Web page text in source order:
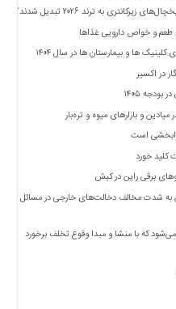
به ترند ۲۰۲۶ تبدیل شدند؟
طعم و خواص دارویی غذاها
ها و بیمارستان ها در سال ۱۴۰۴
در اکسیر
۱۴۰۵
و بازارهای میوه و تره‌بار
است
خورد
برقی راین در کیش
شدت مخالف دخالت‌های خارجی در مسائل
که با منشا و مبدا وقوع تخلف برخورد